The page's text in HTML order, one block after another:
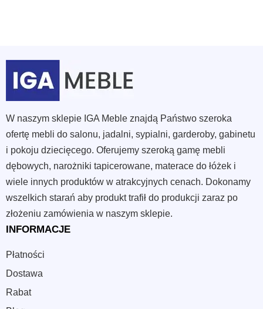
W naszym sklepie IGA Meble znajdą Państwo szeroka
ofertę mebli do salonu, jadalni, sypialni, garderoby, gabinetu
i pokoju dziecięcego. Oferujemy szeroką gamę mebli
dębowych, narożniki tapicerowane, materace do łóżek i
wiele innych produktów w atrakcyjnych cenach. Dokonamy
wszelkich starań aby produkt trafił do produkcji zaraz po
złożeniu zamówienia w naszym sklepie.
INFORMACJE
Płatności
Dostawa
Rabat